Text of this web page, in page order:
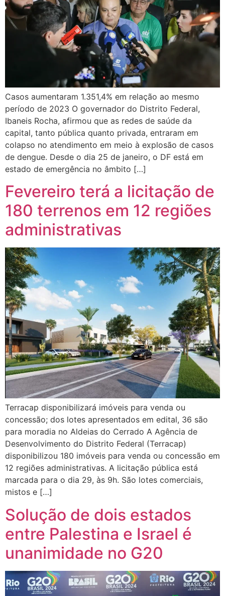
Casos aumentaram 1.351,4% em relação ao mesmo
período de 2023 O governador do Distrito Federal,
Ibaneis Rocha, afirmou que as redes de saúde da
capital, tanto pública quanto privada, entraram em
colapso no atendimento em meio à explosão de casos
de dengue. Desde o dia 25 de janeiro, o DF está em
estado de emergência no âmbito […]
Fevereiro terá a licitação de
180 terrenos em 12 regiões
administrativas
Terracap disponibilizará imóveis para venda ou
concessão; dos lotes apresentados em edital, 36 são
para moradia no Aldeias do Cerrado A Agência de
Desenvolvimento do Distrito Federal (Terracap)
disponibilizou 180 imóveis para venda ou concessão em
12 regiões administrativas. A licitação pública está
marcada para o dia 29, às 9h. São lotes comerciais,
mistos e […]
Solução de dois estados
entre Palestina e Israel é
unanimidade no G20